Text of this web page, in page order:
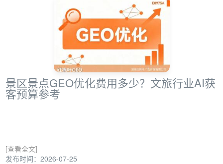
景区景点GEO优化费用多少？文旅行业AI获
客预算参考
[查看全文]
发布时间：2026-07-25